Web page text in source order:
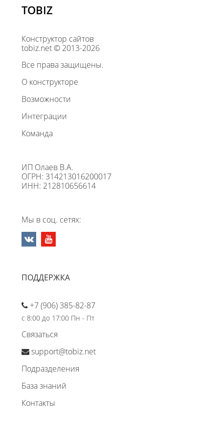
TOBIZ
Конструктор сайтов
tobiz.net © 2013-2026
Все права защищены.
О конструкторе
Возможности
Интеграции
Команда
ИП Олаев В.А.
ОГРН: 314213016200017
ИНН: 212810656614
Мы в соц. сетях:
ПОДДЕРЖКА
+7 (906) 385-82-87
с 8:00 до 17:00 Пн - Пт
Связаться
support@tobiz.net
Подразделения
База знаний
Контакты